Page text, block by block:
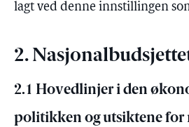
lagt ved denne innstillingen
2.
2.1 Hovedlinjer i den
politikken og utsiktene